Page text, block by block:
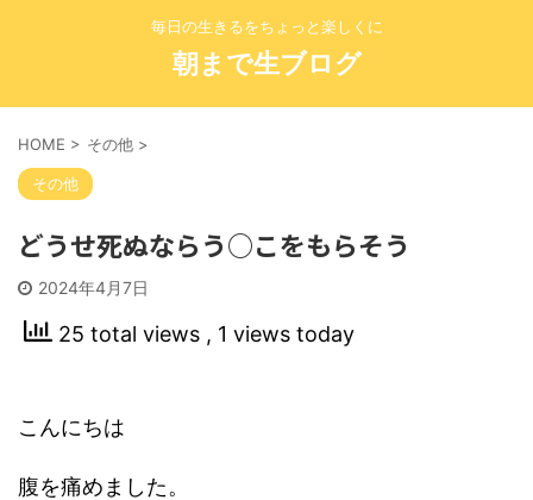
毎日の生きるをちょっと楽しくに
朝まで生ブログ
HOME > その他 >
その他
どうせ死ぬならう○こをもらそう
2024年4月7日
25 total views , 1 views today
こんにちは
腹を痛めました。